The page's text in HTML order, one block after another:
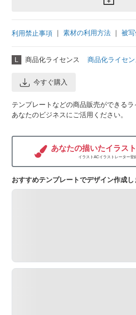
利用禁止事項 ｜ 素材の利用方法 ｜ 被
L 商品化ライセンス 商品化ライセン
今すぐ購入
テンプレートなどの商品販売ができるラ
あなたのビジネスにご活用ください。
あなたの描いたイラス
イラストACイラストレーター登
おすすめテンプレートでデザイン作成し